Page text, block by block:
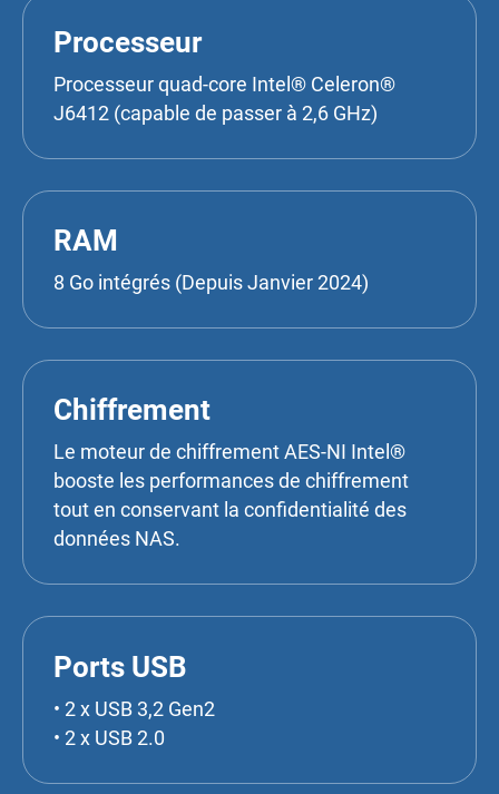
Processeur
Processeur quad-core Intel® Celeron®
J6412 (capable de passer à 2,6 GHz)
RAM
8 Go intégrés (Depuis Janvier 2024)
Chiffrement
Le moteur de chiffrement AES-NI Intel®
booste les performances de chiffrement
tout en conservant la confidentialité des
données NAS.
Ports USB
• 2 x USB 3,2 Gen2
• 2 x USB 2.0